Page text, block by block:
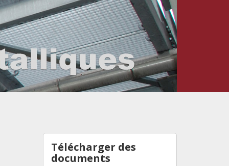
Télécharger des
documents